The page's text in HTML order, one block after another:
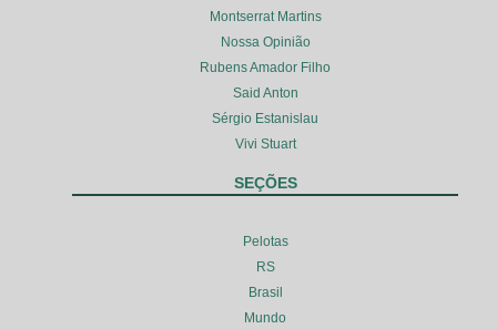
Montserrat Martins
Nossa Opinião
Rubens Amador Filho
Said Anton
Sérgio Estanislau
Vivi Stuart
SEÇÕES
Pelotas
RS
Brasil
Mundo